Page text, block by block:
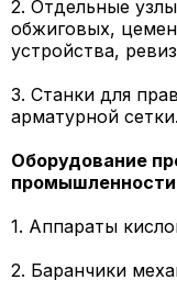
2. Отдельные
обжиговых,
устройства,
3. Станки для
арматурной сетки.
Оборудование
промышленности
1. Аппараты
2. Баранчики